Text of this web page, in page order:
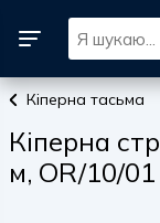
Кіперна тасьма
Кіперна
м, OR/10/